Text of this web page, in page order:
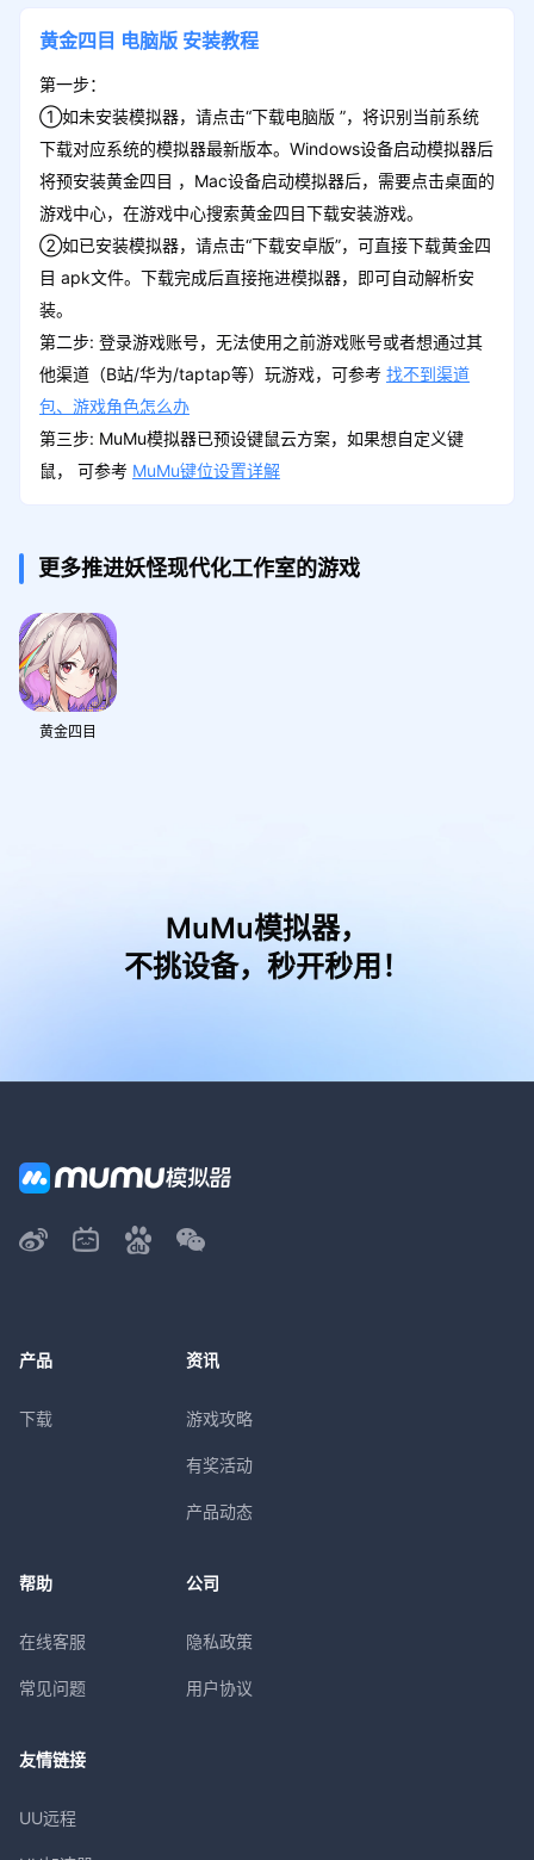
黄金四目 电脑版 安装教程
第一步：
①如未安装模拟器，请点击“下载电脑版 ”，将识别当前系统
下载对应系统的模拟器最新版本。Windows设备启动模拟器后
将预安装黄金四目 ，Mac设备启动模拟器后，需要点击桌面的
游戏中心，在游戏中心搜索黄金四目下载安装游戏。
②如已安装模拟器，请点击“下载安卓版”，可直接下载黄金四
目 apk文件。下载完成后直接拖进模拟器，即可自动解析安
装。
第二步: 登录游戏账号，无法使用之前游戏账号或者想通过其
他渠道（B站/华为/taptap等）玩游戏，可参考 找不到渠道
包、游戏角色怎么办
第三步: MuMu模拟器已预设键鼠云方案，如果想自定义键
鼠， 可参考 MuMu键位设置详解
更多推进妖怪现代化工作室的游戏
黄金四目
MuMu模拟器，
不挑设备，秒开秒用！
产品
下载
资讯
游戏攻略
有奖活动
产品动态
帮助
在线客服
常见问题
公司
隐私政策
用户协议
友情链接
UU远程